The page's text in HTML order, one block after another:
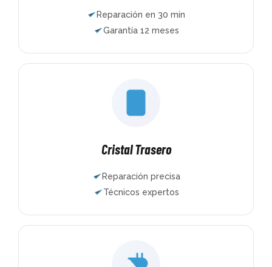
Reparación en 30 min
Garantía 12 meses
Cristal Trasero
Reparación precisa
Técnicos expertos